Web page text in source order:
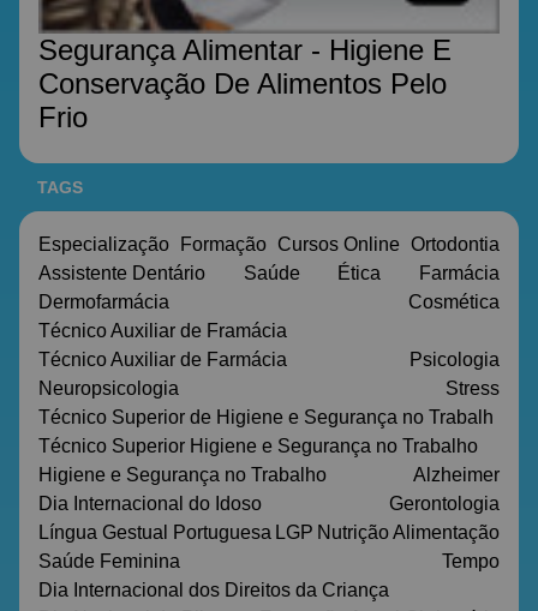
Segurança Alimentar - Higiene E
Conservação De Alimentos Pelo
Frio
TAGS
Especialização Formação Cursos Online Ortodontia
Assistente Dentário
Saúde Ética
Farmácia
Dermofarmácia
Cosmética
Técnico Auxiliar de Framácia
Técnico Auxiliar de Farmácia
Psicologia
Neuropsicologia
Stress
Técnico Superior de Higiene e Segurança no Trabalh
Técnico Superior Higiene e Segurança no Trabalho
Higiene e Segurança no Trabalho
Alzheimer
Dia Internacional do Idoso
Gerontologia
Língua Gestual Portuguesa LGP NutriçãoAlimentação
Saúde Feminina
Tempo
Dia Internacional dos Direitos da Criança